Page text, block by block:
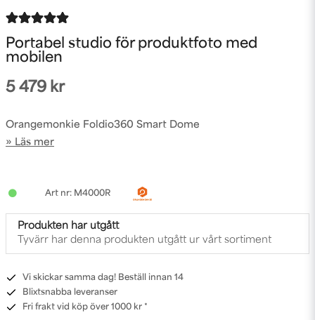
Portabel studio för produktfoto med
mobilen
5 479 kr
Orangemonkie Foldio360 Smart Dome
Läs mer
M4000R
Produkten har utgått
Tyvärr har denna produkten utgått ur vårt sortiment
Vi skickar samma dag! Beställ innan 14
Blixtsnabba leveranser
Fri frakt vid köp över 1000 kr *